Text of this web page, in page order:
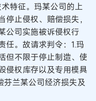
特征。玛某公司的上
止侵权、赔偿损失，
公司实施被诉侵权行
任。故请求判令：1.玛
但不限于停止制造、使
侵权库存以及专用模具
芬兰某公司经济损失及